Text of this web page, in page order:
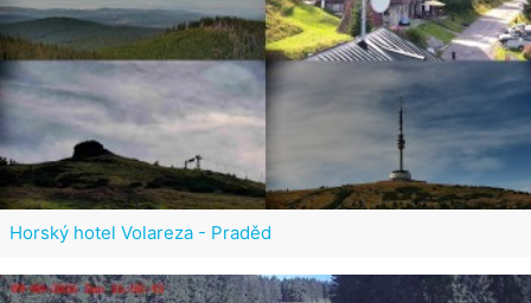
Horský hotel Volareza - Praděd